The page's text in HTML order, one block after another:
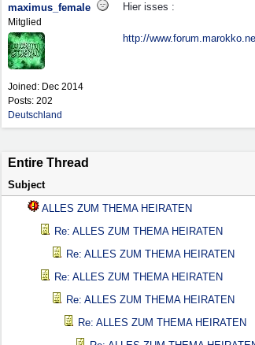
maximus_female
Mitglied
Joined: Dec 2014
Posts: 202
Deutschland
Hier isses :
http://
Entire Thread
Subject
ALLES ZUM THEMA HEIRATEN
Re: ALLES ZUM THEMA HEIRATEN
Re: ALLES ZUM THEMA HEIRATEN
Re: ALLES ZUM THEMA HEIRATEN
Re: ALLES ZUM THEMA HEIRATEN
Re: ALLES ZUM THEMA HEIRATEN